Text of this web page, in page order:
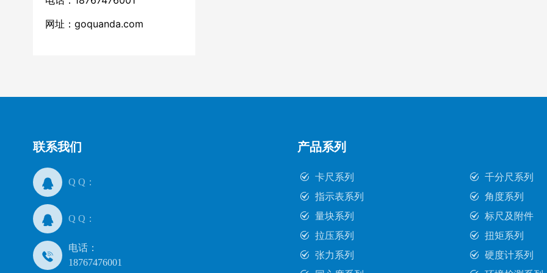
网址： goquanda.com
联系我们
Q Q：
Q Q：
电话：
18767476001
产品系列
卡尺系列
千分尺系列
指示表系列
角度系列
量块系列
标尺及附件
拉压系列
扭矩系列
张力系列
硬度计系列